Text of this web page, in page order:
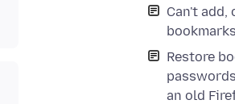
Can't add,
Restore
an old